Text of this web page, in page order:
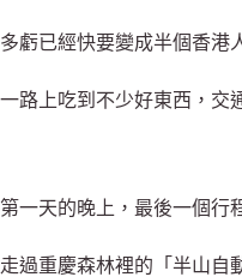
多虧已經快要變成半個香港
一路上吃到不少好東西，交
第一天的晚上，最後一個行
走過重慶森林裡的「半山自